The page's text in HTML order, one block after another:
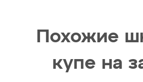
Похожие
купе на